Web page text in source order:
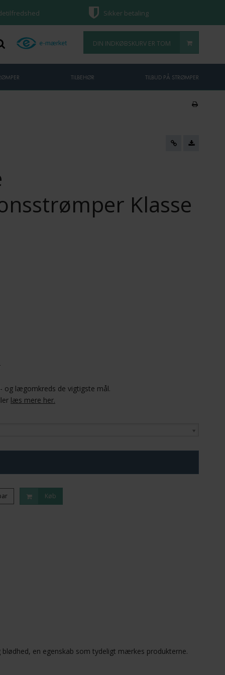
Sikker betaling
DIN INDKØBSKURV ER TOM
TILBEHØR TILBUD PÅ STRØMPER
Klasse
og lægomkreds de vigtigste mål.
læs mere her.
Køb
en egenskab som tydeligt mærkes produkterne.